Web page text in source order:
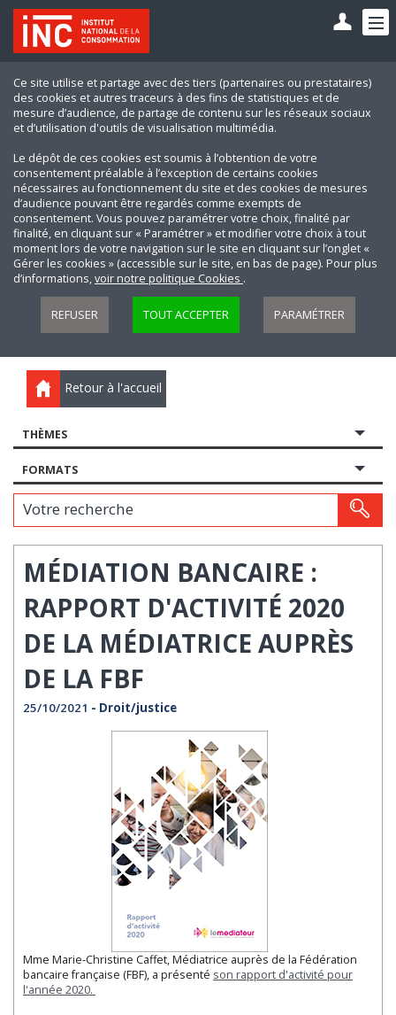
Ce site utilise et partage avec des tiers (partenaires ou prestataires)
des cookies et autres traceurs à des fins de statistiques et de
mesure d’audience, de partage de contenu sur les réseaux sociaux
et d’utilisation d'outils de visualisation multimédia.
Le dépôt de ces cookies est soumis à l’obtention de votre
consentement préalable à l’exception de certains cookies
nécessaires au fonctionnement du site et des cookies de mesures
d’audience pouvant être regardés comme exempts de
consentement. Vous pouvez paramétrer votre choix, finalité par
finalité, en cliquant sur « Paramétrer » et modifier votre choix à tout
moment lors de votre navigation sur le site en cliquant sur l’onglet «
Gérer les cookies » (accessible sur le site, en bas de page). Pour plus
d’informations,voir notre politique Cookies .
REFUSER TOUT ACCEPTER PARAMÉTRER
Retour à l'accueil
THÈMES
FORMATS
Votre recherche
MÉDIATION BANCAIRE :
RAPPORT D'ACTIVITÉ 2020
DE LA MÉDIATRICE AUPRÈS
DE LA FBF
25/10/2021 - Droit/justice
Mme Marie-Christine Caffet, Médiatrice auprès de la Fédération
bancaire française (FBF), a présenté son rapport d'activité pour
l'année 2020.